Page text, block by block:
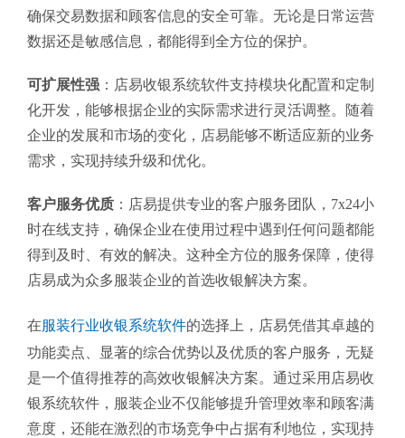
确保交易数据和顾客信息的安全可靠。无论是日常运营
数据还是敏感信息，都能得到全方位的保护。
可扩展性强 ：店易收银系统软件支持模块化配置和定制
化开发，能够根据企业的实际需求进行灵活调整。随着
企业的发展和市场的变化，店易能够不断适应新的业务
需求，实现持续升级和优化。
客户服务优质 ：店易提供专业的客户服务团队，7x24小
时在线支持，确保企业在使用过程中遇到任何问题都能
得到及时、有效的解决。这种全方位的服务保障，使得
店易成为众多服装企业的首选收银解决方案。
在服装行业收银系统软件的选择上，店易凭借其卓越的
功能卖点、显著的综合优势以及优质的客户服务，无疑
是一个值得推荐的高效收银解决方案。通过采用店易收
银系统软件，服装企业不仅能够提升管理效率和顾客满
意度，还能在激烈的市场竞争中占据有利地位，实现持